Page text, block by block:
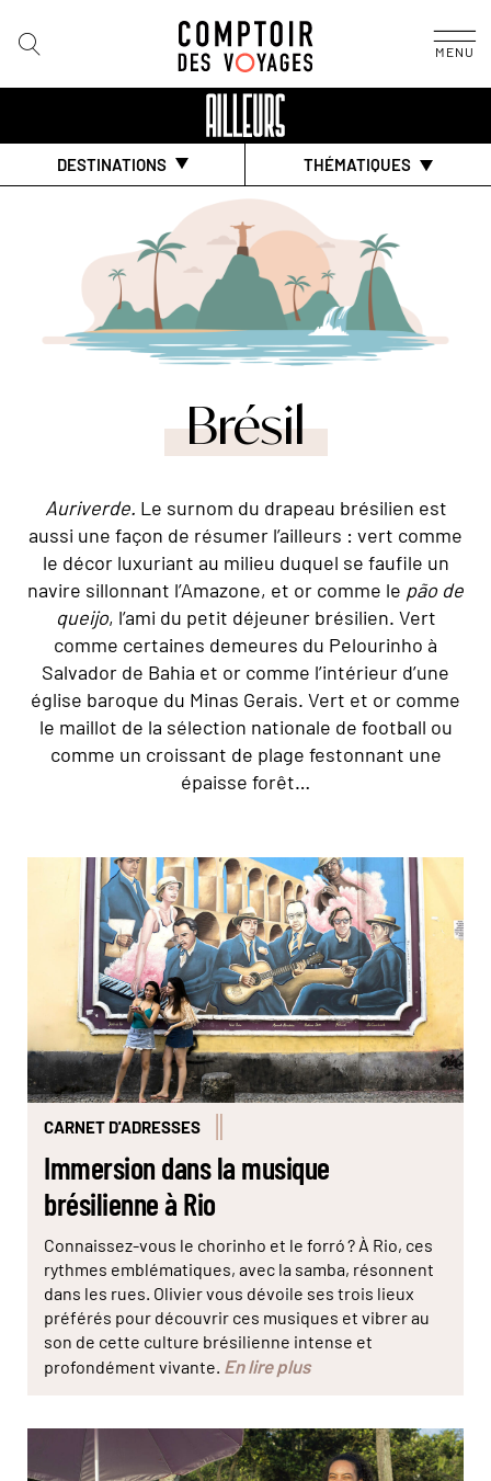
MENU
DESTINATIONS THÉMATIQUES
Brésil
Auriverde. Le surnom du drapeau brésilien est
aussi une façon de résumer l’ailleurs : vert comme
le décor luxuriant au milieu duquel se faufile un
navire sillonnant l’Amazone, et or comme le pão de
queijo, l’ami du petit déjeuner brésilien. Vert
comme certaines demeures du Pelourinho à
Salvador de Bahia et or comme l’intérieur d’une
église baroque du Minas Gerais. Vert et or comme
le maillot de la sélection nationale de football ou
comme un croissant de plage festonnant une
épaisse forêt…
© Marta Nascimento/Réa
CARNET D'ADRESSES
Immersion dans la musique
brésilienne à Rio
Connaissez-vous le chorinho et le forró ? À Rio, ces
rythmes emblématiques, avec la samba, résonnent
dans les rues. Olivier vous dévoile ses trois lieux
préférés pour découvrir ces musiques et vibrer au
son de cette culture brésilienne intense et
profondément vivante. En lire plus
© Marta Nascimento/Réa